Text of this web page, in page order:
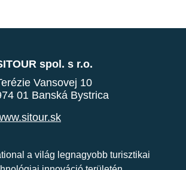
spol. s r.o.
Vansovej 10
01 Banská Bystrica
a világ legnagyobb turisztikai